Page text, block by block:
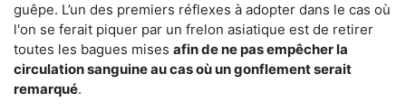
guêpe. L’un des premiers réflexes à adopter dans le cas où
l'on se ferait piquer par un frelon asiatique est de retirer
toutes les bagues mises afin de ne pas empêcher la
circulation sanguine au cas où un gonflement serait
remarqué.